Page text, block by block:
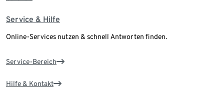
Service & Hilfe
Online-Services nutzen & schnell Antworten finden.
Service-Bereich
Hilfe & Kontakt